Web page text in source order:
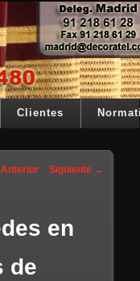
Clientes
de entradas
Anterior Siguiente →
en
de